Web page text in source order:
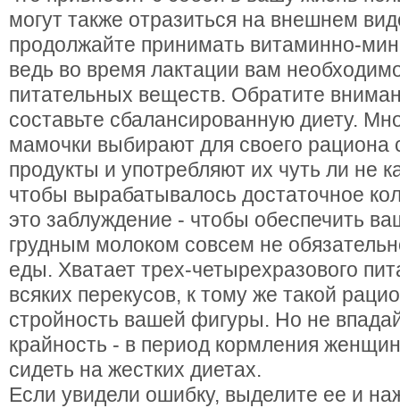
могут также отразиться на внешнем
продолжайте принимать витаминно-
ведь во время лактации вам
питательных веществ. Обратите
составьте сбалансированную диету.
мамочки выбирают для своего
продукты и употребляют их чуть ли не
чтобы вырабатывалось достаточное
это заблуждение - чтобы обеспечить
грудным молоком совсем не
еды. Хватает трех-четырехразового
всяких перекусов, к тому же такой
стройность вашей фигуры. Но не
крайность - в период кормления
сидеть на жестких диетах.
Если увидели ошибку, выделите ее и